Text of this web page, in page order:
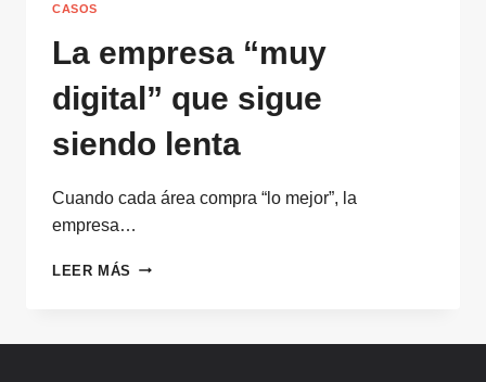
CASOS
La empresa “muy
digital” que sigue
siendo lenta
Cuando cada área compra “lo mejor”, la
empresa…
LEER MÁS LA